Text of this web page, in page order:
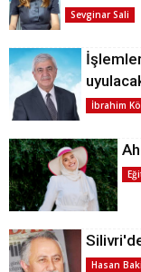
Sevginar Sali
İbrahim
Hasan